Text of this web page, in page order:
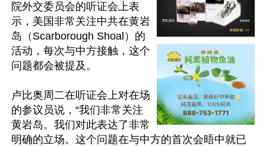
院外交委员会的听证会上表
示，美国非常关注中共在黄岩
岛（Scarborough Shoal）的
活动，每次与中方接触，这个
问题都会被提及。
卢比奥周二在听证会上对在场
的参议员说，“我们非常关注
黄岩岛。我们对此表达了非常
明确的立场。这个问题在与中方的首次会晤中就已